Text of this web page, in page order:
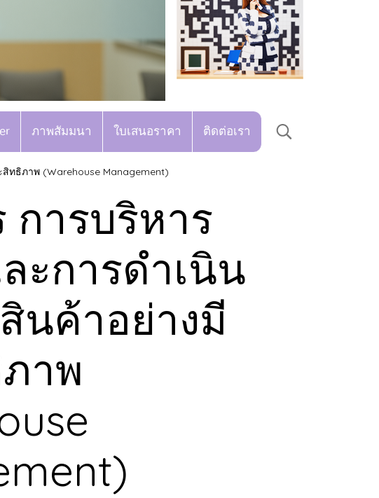
ภาพสัมมนา ใบเสนอราคา ติดต่อเรา
ทธิภาพ (Warehouse Management)
การบริหาร
ะการดำเนิน
นค้าอย่างมี
าพ